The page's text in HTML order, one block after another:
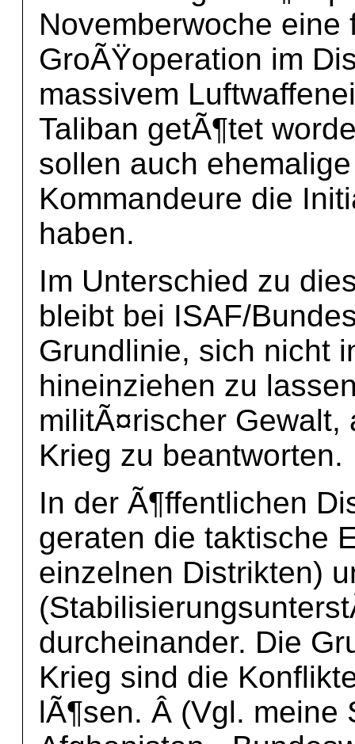
Novemberwoche
GroÃŸoperation im
massivem
Taliban getÃ¶tet
sollen auch
Kommandeure die
haben.
Im Unterschied zu
bleibt bei ISAF/
Grundlinie, sich nicht
hineinziehen zu
militÃ¤rischer
Krieg zu beantworten.
In der Ã¶ffentlichen
geraten die taktische
einzelnen Distrikten)
durcheinander. Die
Krieg sind die
lÃ¶sen. Â (Vgl. meine